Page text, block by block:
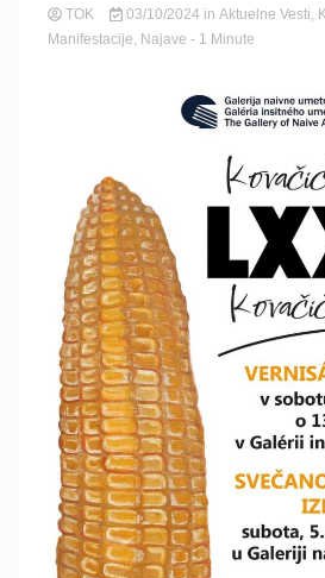
TOK 03/10/2024 in Aktuelne Vesti,
Manifestacije, Najave - 1 Minute